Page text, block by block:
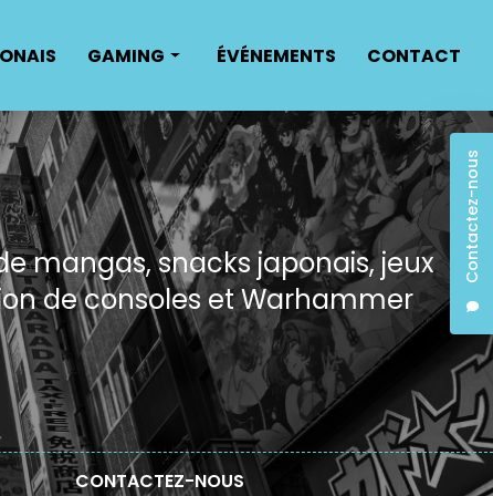
Contactez-nous
GAMING
Jeux vidéos
Réparation de consoles
ÉVÉNEMENTS CONTACT
mangas, snacks japonais, jeux
de consoles et Warhammer
CONTACTEZ-NOUS